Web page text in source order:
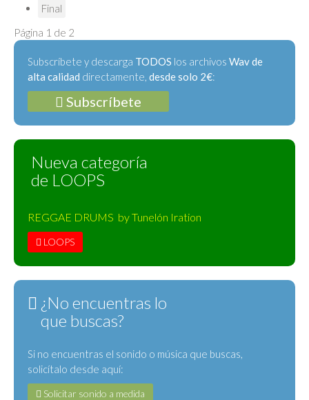
Final
Página 1 de 2
Subscríbete y descarga TODOS los archivos Wav de
alta calidad directamente, desde solo 2€:
Subscríbete
Nueva categoría
de LOOPS
REGGAE DRUMS by Tunelón Iration
LOOPS
¿No encuentras lo
que buscas?
Si no encuentras el sonido o música que buscas,
solicítalo desde aquí:
Solicitar sonido a medida